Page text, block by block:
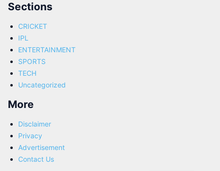
Sections
CRICKET
IPL
ENTERTAINMENT
SPORTS
TECH
Uncategorized
More
Disclaimer
Privacy
Advertisement
Contact Us